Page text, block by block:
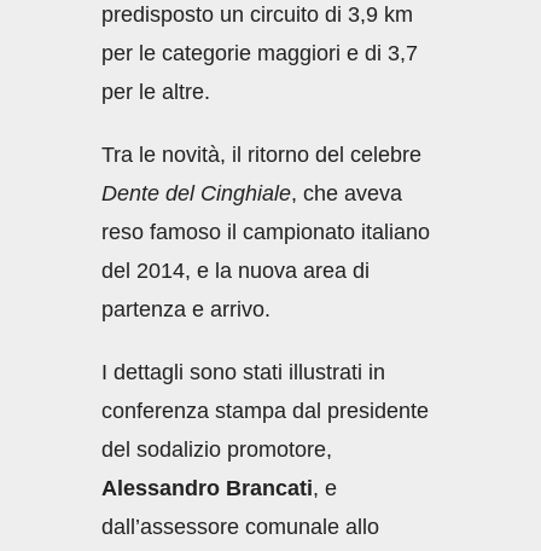
predisposto un circuito di 3,9 km
per le categorie maggiori e di 3,7
per le altre.
Tra le novità, il ritorno del celebre
Dente del Cinghiale, che aveva
reso famoso il campionato italiano
del 2014, e la nuova area di
partenza e arrivo.
I dettagli sono stati illustrati in
conferenza stampa dal presidente
del sodalizio promotore,
Alessandro Brancati, e
dall’assessore comunale allo